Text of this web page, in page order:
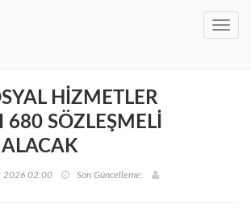
HİZMETLER
680 SÖZLEŞMELİ
ALACAK
2026 02:00 Son Güncelleme: